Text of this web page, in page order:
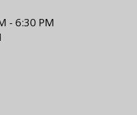
- 6:30 PM